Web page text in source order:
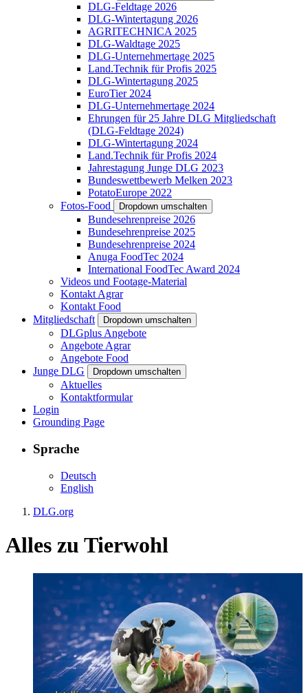
DLG-Feldtage 2026
DLG-Wintertagung 2026
AGRITECHNICA 2025
DLG-Waldtage 2025
DLG-Unternehmertage 2025
Land.Technik für Profis 2025
DLG-Wintertagung 2025
EuroTier 2024
DLG-Unternehmertage 2024
Ehrungen für 25 Jahre DLG Mitgliedschaft
(DLG-Feldtage 2024)
DLG-Wintertagung 2024
Land.Technik für Profis 2024
Jahrestagung Junge DLG 2023
Bundeswettbewerb Melken 2023
PotatoEurope 2022
Fotos-Food
Dropdown umschalten
Bundesehrenpreise 2026
Bundesehrenpreise 2025
Bundesehrenpreise 2024
Anuga FoodTec 2024
International FoodTec Award 2024
Videos und Footage-Material
Kontakt Agrar
Kontakt Food
Mitgliedschaft
Dropdown umschalten
DLGplus Angebote
Angebote Agrar
Angebote Food
Junge DLG
Dropdown umschalten
Aktuelles
Kontaktformular
Login
Grounding Page
Sprache
Deutsch
English
DLG.org
Alles zu Tierwohl